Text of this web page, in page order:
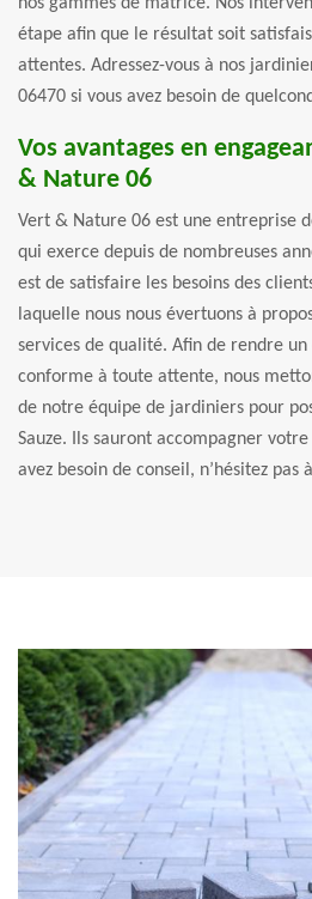
étape afin que le résultat soit
attentes. Adressez-vous à nos
06470 si vous avez besoin de
Vos avantages en
& Nature 06
Vert & Nature 06 est une entreprise
qui exerce depuis de nombreuses
est de satisfaire les besoins des
laquelle nous nous évertuons à
services de qualité. Afin de rendre
conforme à toute attente, nous
de notre équipe de jardiniers pour
Sauze. Ils sauront accompagner
avez besoin de conseil, n’hésitez pas